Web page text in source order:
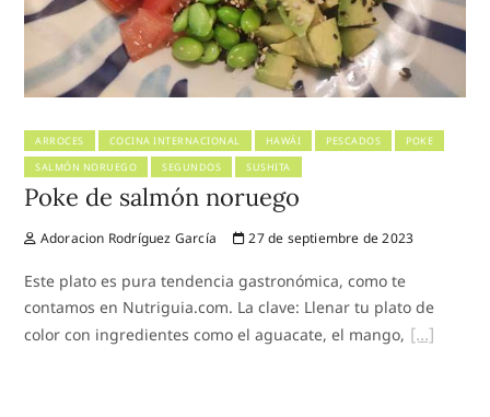
ARROCES COCINA INTERNACIONAL HAWÁI PESCADOS
POKE
SALMÓN NORUEGO
SEGUNDOS SUSHITA
Poke de salmón noruego
Adoracion Rodríguez García 27 de septiembre de 2023
Este plato es pura tendencia gastronómica, como te
contamos en Nutriguia.com. La clave: Llenar tu plato de
color con ingredientes como el aguacate, el mango,